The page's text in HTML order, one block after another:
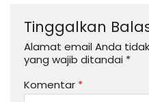
Tinggalkan
Alamat email Anda
yang wajib ditandai *
Komentar *